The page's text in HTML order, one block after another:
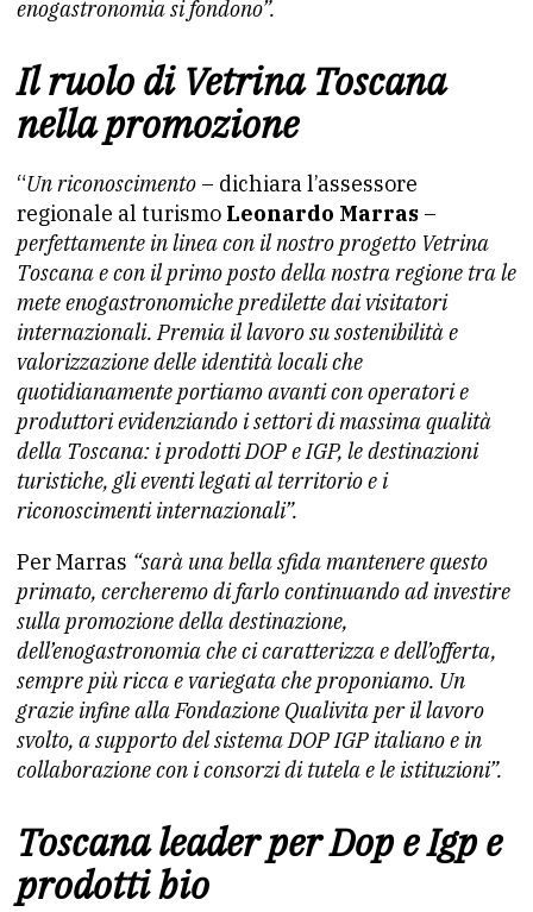
enogastronomia si fondono”.
Il ruolo di Vetrina Toscana
nella promozione
“Un riconoscimento – dichiara l’assessore
regionale al turismo Leonardo Marras –
perfettamente in linea con il nostro progetto Vetrina
Toscana e con il primo posto della nostra regione tra le
mete enogastronomiche predilette dai visitatori
internazionali. Premia il lavoro su sostenibilità e
valorizzazione delle identità locali che
quotidianamente portiamo avanti con operatori e
produttori evidenziando i settori di massima qualità
della Toscana: i prodotti DOP e IGP, le destinazioni
turistiche, gli eventi legati al territorio e i
riconoscimenti internazionali”.
Per Marras “sarà una bella sfida mantenere questo
primato, cercheremo di farlo continuando ad investire
sulla promozione della destinazione,
dell’enogastronomia che ci caratterizza e dell’offerta,
sempre più ricca e variegata che proponiamo. Un
grazie infine alla Fondazione Qualivita per il lavoro
svolto, a supporto del sistema DOP IGP italiano e in
collaborazione con i consorzi di tutela e le istituzioni”.
Toscana leader per Dop e Igp e
prodotti bio